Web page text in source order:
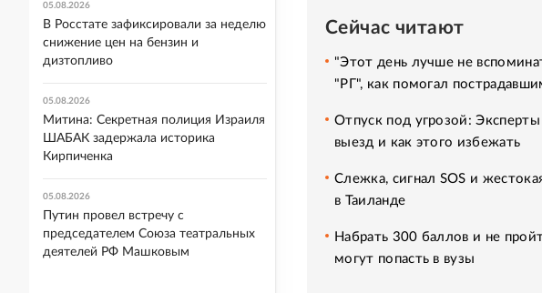
Сейчас читают
"Этот день лучше не
"РГ", как помогал
Отпуск под угрозой:
выезд и как этого избежать
Слежка, сигнал SOS и
в Таиланде
Набрать 300 баллов и не
могут попасть в вузы
05.08.2026
В Росстате зафиксировали за неделю
снижение цен на бензин и
дизтопливо
05.08.2026
Митина: Секретная полиция Израиля
ШАБАК задержала историка
Кирпиченка
05.08.2026
Путин провел встречу с
председателем Союза театральных
деятелей РФ Машковым